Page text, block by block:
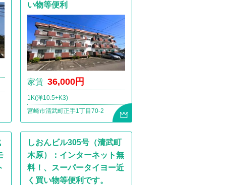
い物等便利
家賃 36,000円
1K(洋10.5+K3)
宮崎市清武町正手1丁目70-2
しおんビル305号（清武町
木原）：インターネット無
料！、スーパータイヨー近
く買い物等便利です。